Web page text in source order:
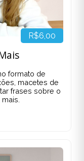
R$6,00
formato de
macetes de
frases sobre o